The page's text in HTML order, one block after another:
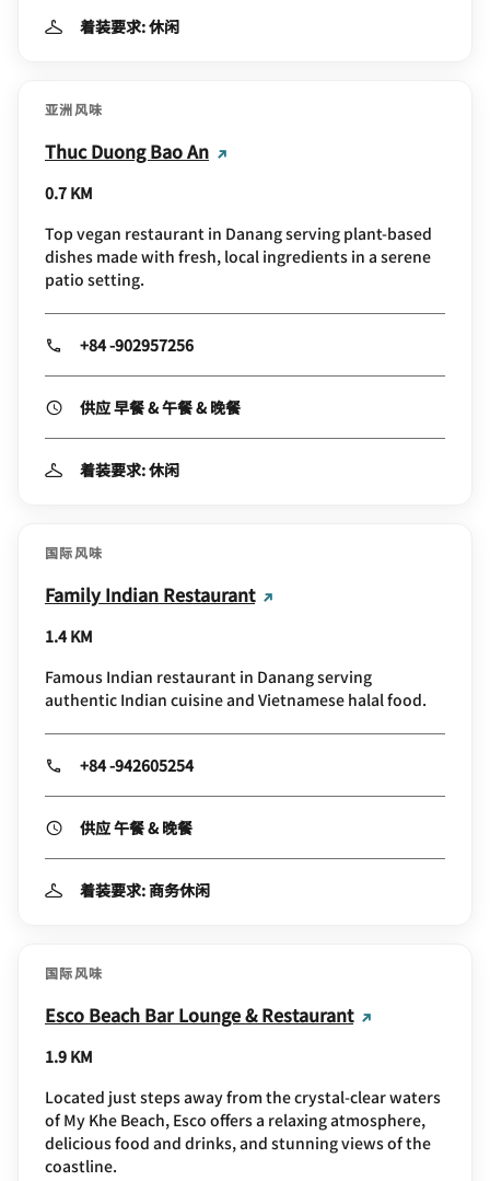
着装要求: 休闲
亚洲风味
Thuc Duong Bao An
0.7 KM
Top vegan restaurant in Danang serving plant-based
dishes made with fresh, local ingredients in a serene
patio setting.
+84 -902957256
供应 早餐 & 午餐 & 晚餐
着装要求: 休闲
国际风味
Family Indian Restaurant
1.4 KM
Famous Indian restaurant in Danang serving
authentic Indian cuisine and Vietnamese halal food.
+84 -942605254
供应 午餐 & 晚餐
着装要求: 商务休闲
国际风味
Esco Beach Bar Lounge & Restaurant
1.9 KM
Located just steps away from the crystal-clear waters
of My Khe Beach, Esco offers a relaxing atmosphere,
delicious food and drinks, and stunning views of the
coastline.